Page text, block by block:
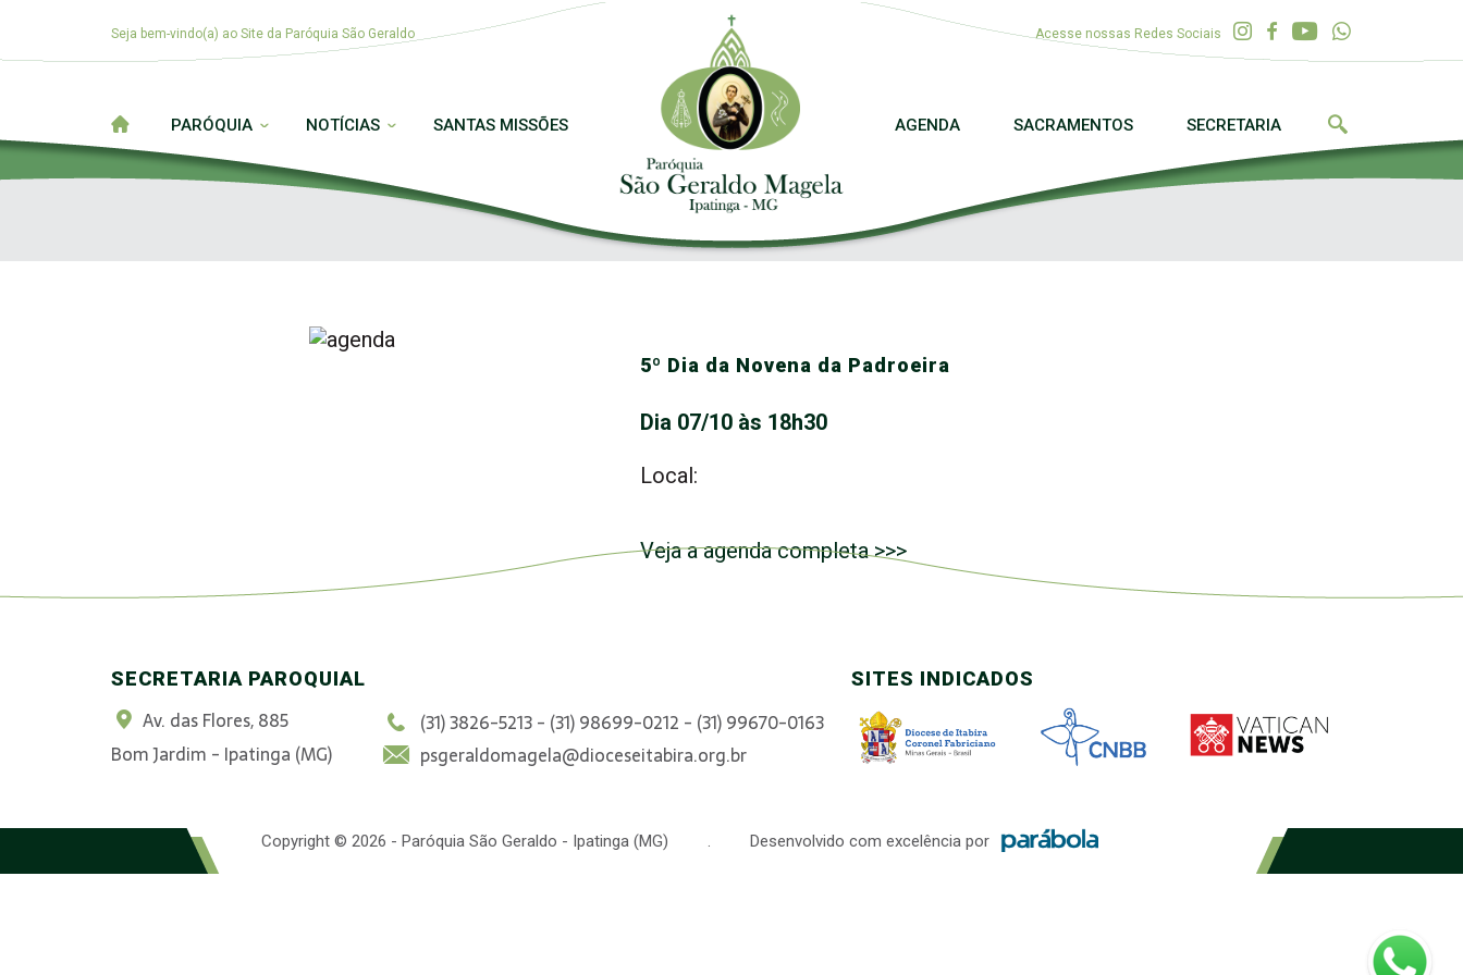
Seja bem-vindo(a) ao Site da Paróquia São Geraldo Acesse nossas Redes Sociais
PARÓQUIA NOTÍCIAS SANTAS MISSÕES AGENDA SACRAMENTOS SECRETARIA
5º Dia da Novena da Padroeira
Dia 07/10 às 18h30
Local:
Veja a agenda completa >>>
SECRETARIA PAROQUIAL
Av. das Flores, 885
Bom Jardim - Ipatinga (MG)
(31) 3826-5213 - (31) 98699-0212 - (31) 99670-0163
psgeraldomagela@dioceseitabira.org.br
SITES INDICADOS
Copyright © 2026 - Paróquia São Geraldo - Ipatinga (MG) . Desenvolvido com excelência por